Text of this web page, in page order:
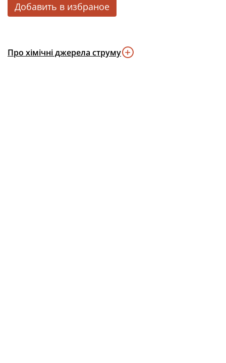
Добавить в избраное
Про хімічні джерела струму